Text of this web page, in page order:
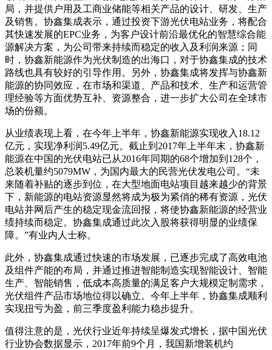
局，并提供户用及工商业储能等相关产品的设计、研发、生产
及销售。协鑫集成表示，通过投资下游光伏电站业务，将配合
其快速发展的EPC业务，为客户设计前沿最优化的智慧综合能
源解决方案，为公司带来持续而稳定的收入及利润来源；同
时，协鑫新能源作为光伏制造的出海口，对于协鑫集成的技术
路线也具有较好的引导作用。另外，协鑫集成将发挥与协鑫新
能源的协同效应，在市场和渠道、产品和技术、生产和运营管
理经验等方面优势互补、资源整合，进一步扩大公司在全球市
场的份额。
从业绩表现上看，在今年上半年，协鑫新能源实现收入18.12
亿元，实现净利润5.49亿元。截止到2017年上半年末，协鑫新
能源在中国的光伏电站已从2016年同期的68个增加到128个，
总装机量约5079MW，为国内最大的民营光伏发电公司。“未
来随着补贴的逐步到位，在大型地面电站项目越来越少的背景
下，新能源的电站资源显然将成为极为紧俏的稀有资源，光伏
电站并网后产生的稳定现金流回报，将使协鑫新能源的经营业
绩持续而稳定。 协鑫集成通过此次入股将获得明显的业绩保
障。”有业内人士称。
此外， 协鑫集成通过快速的市场发展，已逐步完成了高效电池
及组件产能的布局，并通过推进智能制造实现智能设计、智能
生产、智能销售，低成本高质量的满足客户大规模定制需求，
光伏组件产品市场地位得以确立。今年上半年，协鑫集成顺利
实现扭亏为盈，前三季度盈利能力稳步提升。
值得注意的是，光伏行业近年持续呈爆发式增长，据中国光伏
行业协会数据显示，2017年前9个月，我国新增装机约